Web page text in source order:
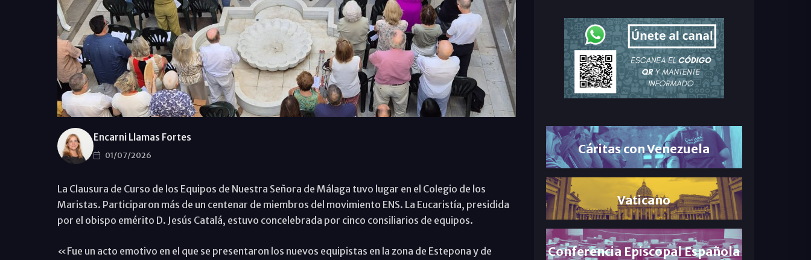
Encarni Llamas Fortes
01/07/2026
La Clausura de Curso de los Equipos de Nuestra Señora de Málaga tuvo lugar en el Colegio de los
Maristas. Participaron más de un centenar de miembros del movimiento ENS. La Eucaristía, presidida
por el obispo emérito D. Jesús Catalá, estuvo concelebrada por cinco consiliarios de equipos.
«Fue un acto emotivo en el que se presentaron los nuevos equipistas en la zona de Estepona y de
Cáritas con Venezuela
Vaticano
Conferencia Episcopal Española